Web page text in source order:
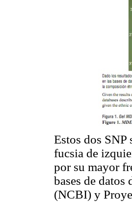
Estos dos
fucsia de
por su mayor
bases de
(NCBI) y